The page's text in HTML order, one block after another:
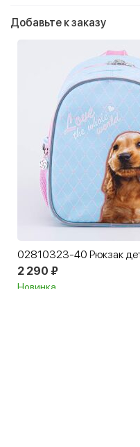
Добавьте к заказу
2 290 ₽
Новинка